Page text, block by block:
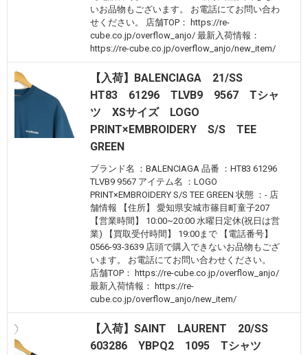
いお品物もございます。 お電話にてお問い合わ
せください。 店舗TOP： https://re-
cube.co.jp/overflow_anjo/ 最新入荷情報：
https://re-cube.co.jp/overflow_anjo/new_item/
【入荷】BALENCIAGA 21/SS
HT83 61296 TLVB9 9567 Tシャ
ツ XSサイズ LOGO
PRINT×EMBROIDERY S/S TEE
GREEN
ブランド名 ：BALENCIAGA 品番 ：HT83 61296
TLVB9 9567 アイテム名 ：LOGO
PRINT×EMBROIDERY S/S TEE GREEN 状態 ：- 店
舗情報 【住所】 愛知県安城市篠目町童子207
【営業時間】 10:00~20:00 水曜日定休(祝日は営
業) 【買取受付時間】 19:00まで 【電話番号】
0566-93-3639 店頭で購入できないお品物もござ
います。 お電話にてお問い合わせください。
店舗TOP： https://re-cube.co.jp/overflow_anjo/
最新入荷情報： https://re-
cube.co.jp/overflow_anjo/new_item/
【入荷】SAINT LAURENT 20/SS
603286 YBPQ2 1095 Tシャツ